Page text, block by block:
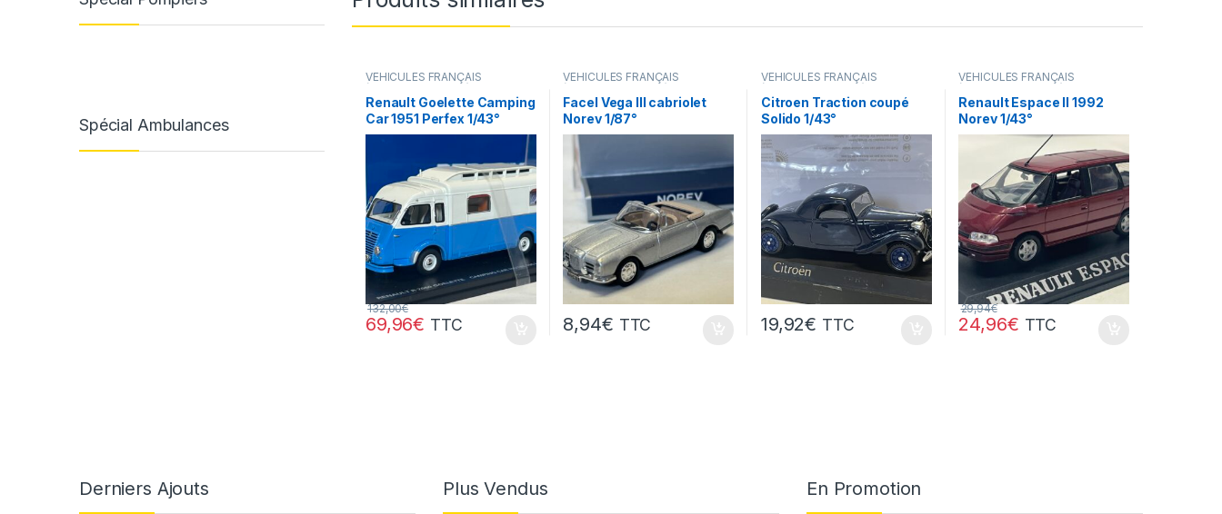
VÉHICULES FRANÇAIS
(voitures,camions...)
Renault Goelette Camping
Car 1951 Perfex 1/43°
69,96€
132,00€
TTC
VÉHICULES FRANÇAIS
(voitures,camions...)
Facel Vega III cabriolet
Norev 1/87°
8,94€ TTC
VÉHICULES FRANÇAIS
(voitures,camions...)
Citroen Traction coupé
Solido 1/43°
19,92€ TTC
VÉHICULES FRANÇAIS
(voitures,camions...)
Renault Espace II 1992
Norev 1/43°
24,96€
29,94€
TTC
Spécial Ambulances
Derniers Ajouts Plus Vendus En Promotion